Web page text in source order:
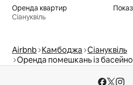
Оренда квартир
Сіануквіль
Airbnb Камбоджа Сіануквіль
Оренда помешкань із